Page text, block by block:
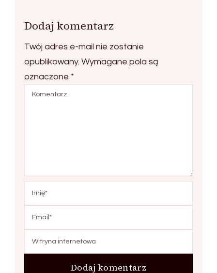
Dodaj komentarz
Twój adres e-mail nie zostanie
opublikowany. Wymagane pola są
oznaczone *